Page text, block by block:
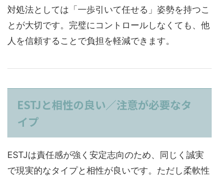
対処法としては「一歩引いて任せる」姿勢を持つこ
とが大切です。完璧にコントロールしなくても、他
人を信頼することで負担を軽減できます。
ESTJと相性の良い／注意が必要なタ
イプ
ESTJは責任感が強く安定志向のため、同じく誠実
で現実的なタイプと相性が良いです。ただし柔軟性